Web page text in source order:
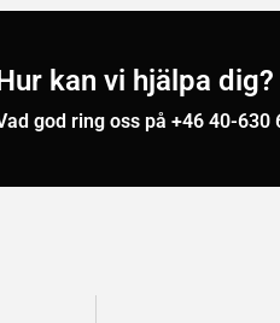
kan vi hjälpa dig?
god ring oss på +46 40-630